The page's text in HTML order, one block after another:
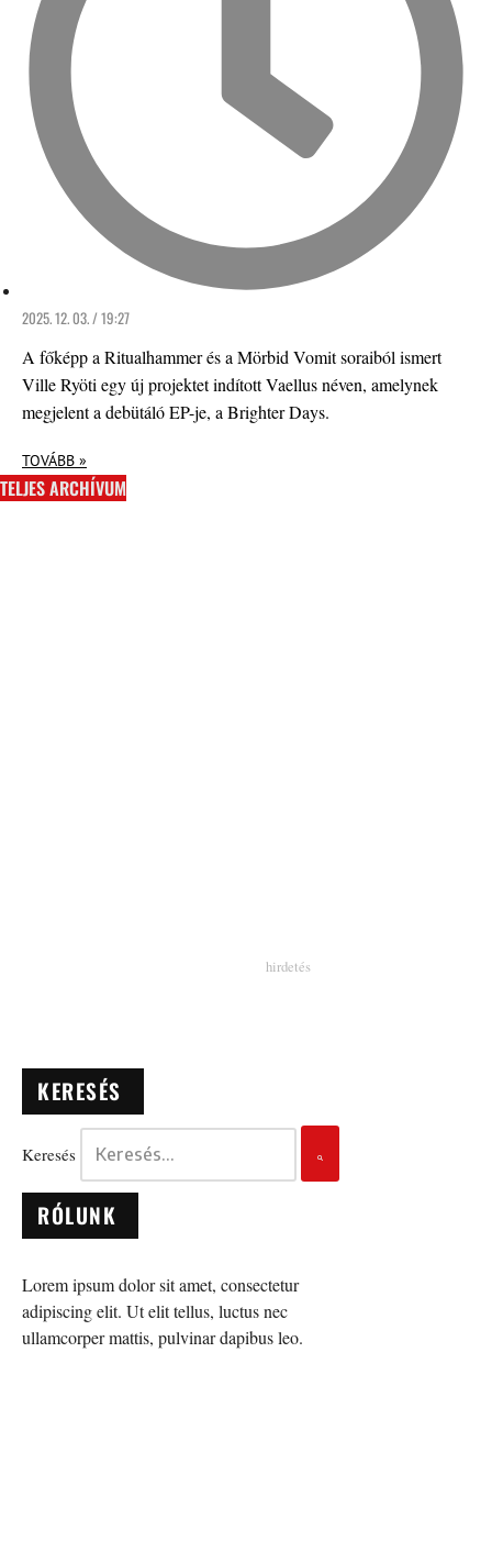
2025. 12. 03. / 19:27
A főképp a Ritualhammer és a Mörbid Vomit soraiból ismert
Ville Ryöti egy új projektet indított Vaellus néven, amelynek
megjelent a debütáló EP-je, a Brighter Days.
TOVÁBB »
TELJES ARCHÍVUM
KERESÉS
Keresés
RÓLUNK
Lorem ipsum dolor sit amet, consectetur
adipiscing elit. Ut elit tellus, luctus nec
ullamcorper mattis, pulvinar dapibus leo.